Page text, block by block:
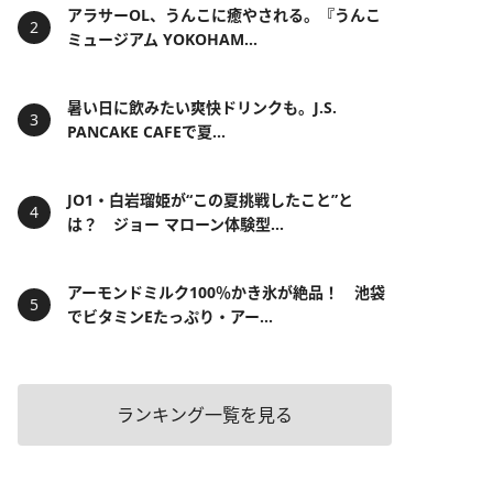
アラサーOL、うんこに癒やされる。『うんこ
ミュージアム YOKOHAM...
暑い日に飲みたい爽快ドリンクも。J.S.
PANCAKE CAFEで夏...
JO1・白岩瑠姫が“この夏挑戦したこと”と
は？ ジョー マローン体験型...
アーモンドミルク100％かき氷が絶品！ 池袋
でビタミンEたっぷり・アー...
ランキング一覧を見る